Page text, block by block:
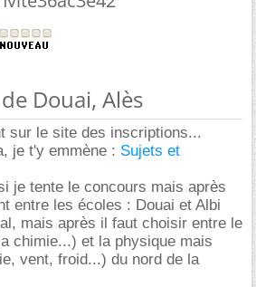
Douai, Alès
sur le site des inscriptions...
je t'y emmène : Sujets et
je tente le concours mais après
entre les écoles : Douai et Albi
mais après il faut choisir entre le
chimie...) et la physique mais
vent, froid...) du nord de la